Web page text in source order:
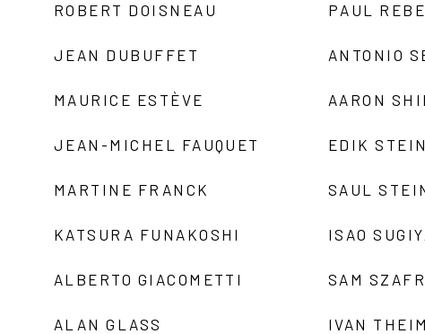
ROBERT DOISNEAU
JEAN DUBUFFET
MAURICE ESTÈVE
JEAN-MICHEL FAUQUET
MARTINE FRANCK
KATSURA FUNAKOSHI
ALBERTO GIACOMETTI
ALAN GLASS
PAUL
ANTONIO
AARON
EDIK
SAUL
ISAO
SAM
IVAN